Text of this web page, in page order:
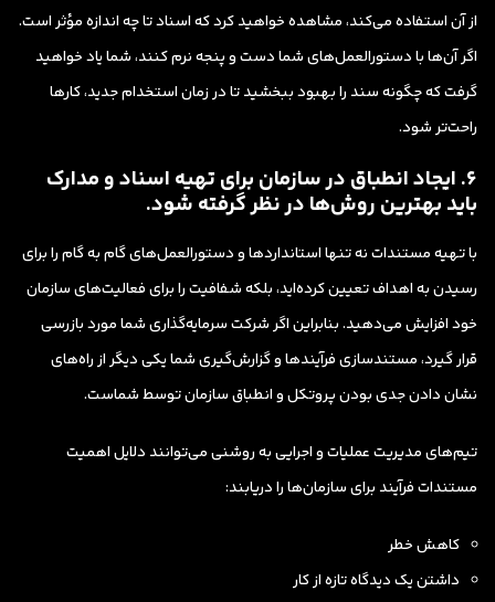
از آن استفاده می‌کند، مشاهده خواهید کرد که اسناد تا چه اندازه مؤثر است.
اگر آن‌ها با دستورالعمل‌های شما دست و پنجه نرم کنند، شما یاد خواهید
گرفت که چگونه سند را بهبود ببخشید تا در زمان استخدام جدید، کارها
راحت‌تر شود.
6. ایجاد انطباق در سازمان برای تهیه اسناد و مدارک
باید بهترین روش‌ها در نظر گرفته شود.
با تهیه مستندات نه تنها استانداردها و دستورالعمل‌های گام به گام را برای
رسیدن به اهداف تعیین کرده‌اید، بلکه شفافیت را برای فعالیت‌های سازمان
خود افزایش می‌دهید. بنابراین اگر شرکت سرمایه‌گذاری شما مورد بازرسی
قرار گیرد، مستندسازی فرآیندها و گزارش‌گیری شما یکی دیگر از راه‌های
نشان دادن جدی بودن پروتکل و انطباق سازمان توسط شماست.
تیم‌های مدیریت عملیات و اجرایی به روشنی می‌توانند دلایل اهمیت
مستندات فرآیند برای سازمان‌ها را دریابند:
کاهش خطر
داشتن یک دیدگاه تازه از کار